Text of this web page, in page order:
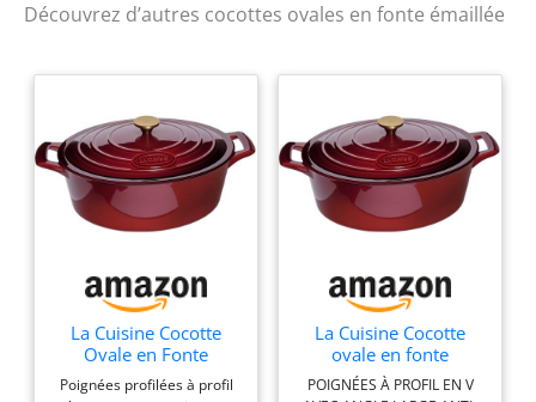
Découvrez d’autres cocottes ovales en fonte émaillée
La Cuisine Cocotte
Ovale en Fonte
Émaillée de 6,5L, 33
cm, Revêtement
Poignées profilées à profil
La Cuisine Cocotte
ovale en fonte
émaillée avec
couvercle, 5 litres, 29
POIGNÉES À PROFIL EN V